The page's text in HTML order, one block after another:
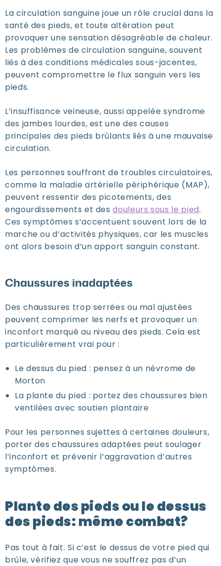
La circulation sanguine joue un rôle crucial dans la
santé des pieds, et toute altération peut
provoquer une sensation désagréable de chaleur.
Les problèmes de circulation sanguine, souvent
liés à des conditions médicales sous-jacentes,
peuvent compromettre le flux sanguin vers les
pieds.
L’insuffisance veineuse, aussi appelée syndrome
des jambes lourdes, est une des causes
principales des pieds brûlants liés à une mauvaise
circulation.
Les personnes souffrant de troubles circulatoires,
comme la maladie artérielle périphérique (MAP),
peuvent ressentir des picotements, des
engourdissements et des douleurs sous le pied.
Ces symptômes s’accentuent souvent lors de la
marche ou d’activités physiques, car les muscles
ont alors besoin d’un apport sanguin constant.
Chaussures inadaptées
Des chaussures trop serrées ou mal ajustées
peuvent comprimer les nerfs et provoquer un
inconfort marqué au niveau des pieds. Cela est
particulièrement vrai pour :
Le dessus du pied : pensez à un névrome de
Morton
La plante du pied : portez des chaussures bien
ventilées avec soutien plantaire
Pour les personnes sujettes à certaines douleurs,
porter des chaussures adaptées peut soulager
l’inconfort et prévenir l’aggravation d’autres
symptômes.
Plante des pieds ou le dessus
des pieds: même combat?
Pas tout à fait. Si c’est le dessus de votre pied qui
brûle, vérifiez que vous ne souffrez pas d’un